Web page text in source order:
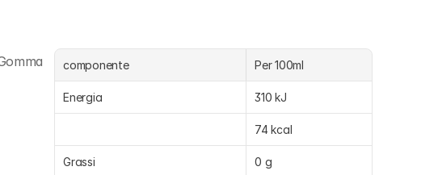
componente Per 100ml
Energia 310 kJ
74 kcal
Grassi 0 g